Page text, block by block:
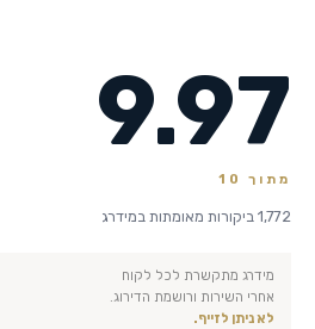
9.97
מתוך 10
1,772 ביקורות מאומתות במידרג
מידרג מתקשרת לכל לקוח
אחרי השירות ורושמת הדירוג.
לא ניתן לזייף.